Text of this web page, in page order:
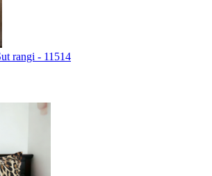
rangi - 11514